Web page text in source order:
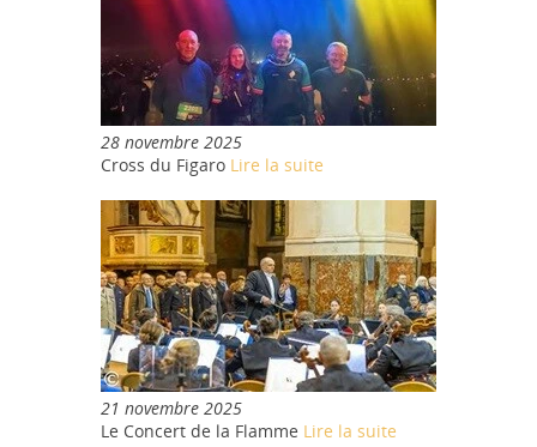
28 novembre 2025
Cross du Figaro Lire la suite
21 novembre 2025
Le Concert de la Flamme Lire la suite